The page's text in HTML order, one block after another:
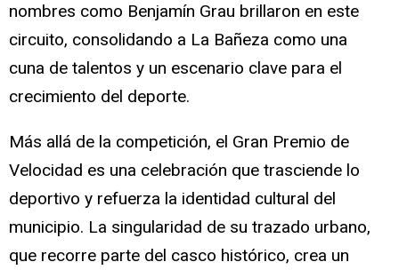
nombres como Benjamín Grau brillaron en este
circuito, consolidando a La Bañeza como una
cuna de talentos y un escenario clave para el
crecimiento del deporte.
Más allá de la competición, el Gran Premio de
Velocidad es una celebración que trasciende lo
deportivo y refuerza la identidad cultural del
municipio. La singularidad de su trazado urbano,
que recorre parte del casco histórico, crea un